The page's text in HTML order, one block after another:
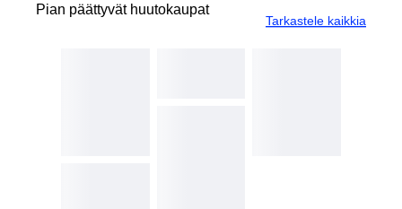
Pian päättyvät huutokaupat
Tarkastele kaikkia